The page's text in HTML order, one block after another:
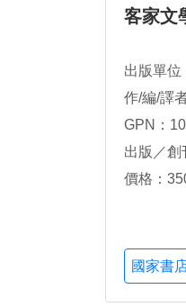
客家文
出版單位
作/編/譯
GPN：
出版／創
價格：
國家書